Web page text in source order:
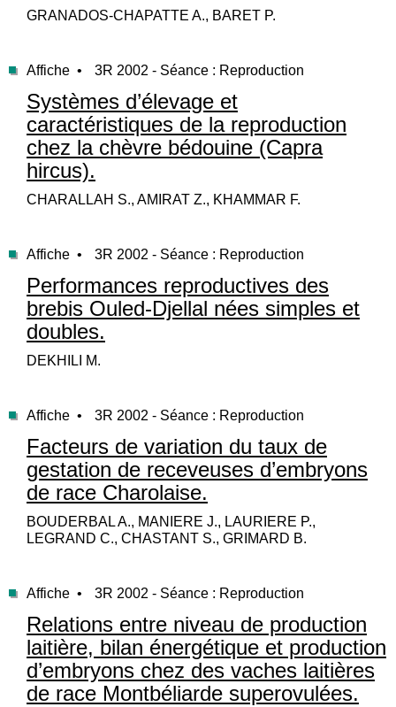
GRANADOS-CHAPATTE A., BARET P.
Affiche • 3R 2002 - Séance : Reproduction
Systèmes d’élevage et
caractéristiques de la reproduction
chez la chèvre bédouine (Capra
hircus).
CHARALLAH S., AMIRAT Z., KHAMMAR F.
Affiche • 3R 2002 - Séance : Reproduction
Performances reproductives des
brebis Ouled-Djellal nées simples et
doubles.
DEKHILI M.
Affiche • 3R 2002 - Séance : Reproduction
Facteurs de variation du taux de
gestation de receveuses d’embryons
de race Charolaise.
BOUDERBAL A., MANIERE J., LAURIERE P.,
LEGRAND C., CHASTANT S., GRIMARD B.
Affiche • 3R 2002 - Séance : Reproduction
Relations entre niveau de production
laitière, bilan énergétique et production
d’embryons chez des vaches laitières
de race Montbéliarde superovulées.